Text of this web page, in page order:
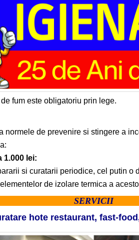
fum este obligatoriu prin lege.
normele de prevenire si stingere a
1.000 lei:
si curatarii periodice, cel putin o
de izolare termica a
SERVICII
hote restaurant, fast-